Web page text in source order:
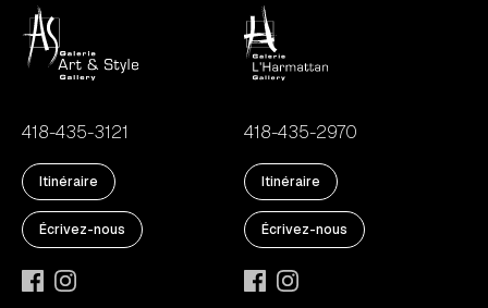
418-435-3121
Itinéraire
Écrivez-nous
418-435-2970
Itinéraire
Écrivez-nous